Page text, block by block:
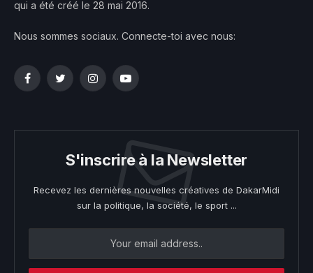
qui a été créé le 28 mai 2016.
Nous sommes sociaux. Connecte-toi avec nous:
FacebookTwitterInstagramYouTube
S'inscrire à la Newsletter
Recevez les dernières nouvelles créatives de DakarMidi
sur la politique, la société, le sport ...